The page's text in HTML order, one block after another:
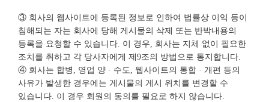
③ 회사의 웹사이트에 등록된 정보로 인하여 법률상 이익 등이
침해되는 자는 회사에 당해 게시물의 삭제 또는 반박내용의
등록을 요청할 수 있습니다. 이 경우, 회사는 지체 없이 필요한
조치를 취하고 각 당사자에게 제9조의 방법으로 통지합니다.
④ 회사는 합병, 영업 양 · 수도, 웹사이트의 통합 · 개편 등의
사유가 발생한 경우에는 게시물의 게시 위치를 변경할 수
있습니다. 이 경우 회원의 동의를 필요로 하지 않습니다.